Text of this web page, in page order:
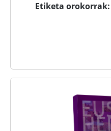
Etiketa orokorrak